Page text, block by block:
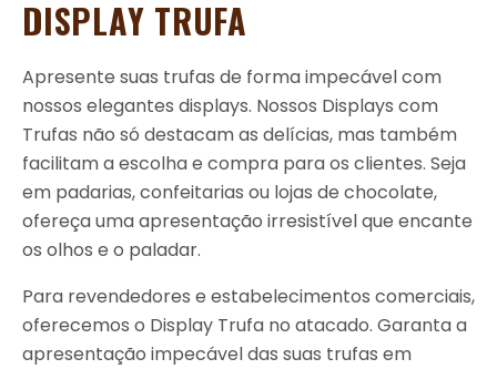
DISPLAY TRUFA
Apresente suas trufas de forma impecável com
nossos elegantes displays. Nossos Displays com
Trufas não só destacam as delícias, mas também
facilitam a escolha e compra para os clientes. Seja
em padarias, confeitarias ou lojas de chocolate,
ofereça uma apresentação irresistível que encante
os olhos e o paladar.
Para revendedores e estabelecimentos comerciais,
oferecemos o Display Trufa no atacado. Garanta a
apresentação impecável das suas trufas em